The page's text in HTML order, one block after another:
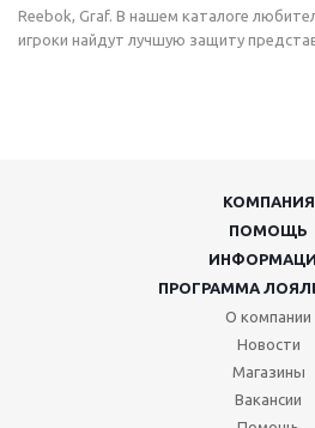
Reebok, Graf. В нашем каталоге
игроки найдут лучшую защиту
КОМПАНИЯ
ПОМОЩЬ
ПРОГРАММА
О компании
Новости
Магазины
Вакансии